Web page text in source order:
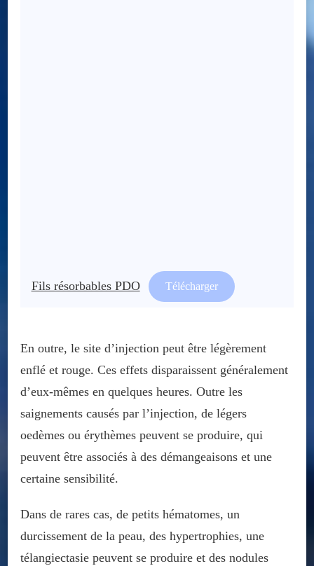
Fils résorbables PDO Télécharger
En outre, le site d’injection peut être légèrement
enflé et rouge. Ces effets disparaissent généralement
d’eux-mêmes en quelques heures. Outre les
saignements causés par l’injection, de légers
oedèmes ou érythèmes peuvent se produire, qui
peuvent être associés à des démangeaisons et une
certaine sensibilité.
Dans de rares cas, de petits hématomes, un
durcissement de la peau, des hypertrophies, une
télangiectasie peuvent se produire et des nodules